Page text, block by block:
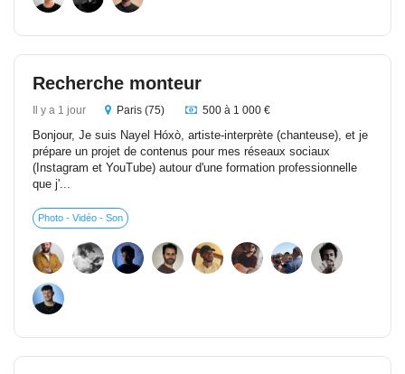
Recherche monteur
Il y a 1 jour Paris (75) 500 à 1 000 €
Bonjour, Je suis Nayel Hóxò, artiste-interprète (chanteuse), et je
prépare un projet de contenus pour mes réseaux sociaux
(Instagram et YouTube) autour d'une formation professionnelle
que j'...
Photo - Vidéo - Son